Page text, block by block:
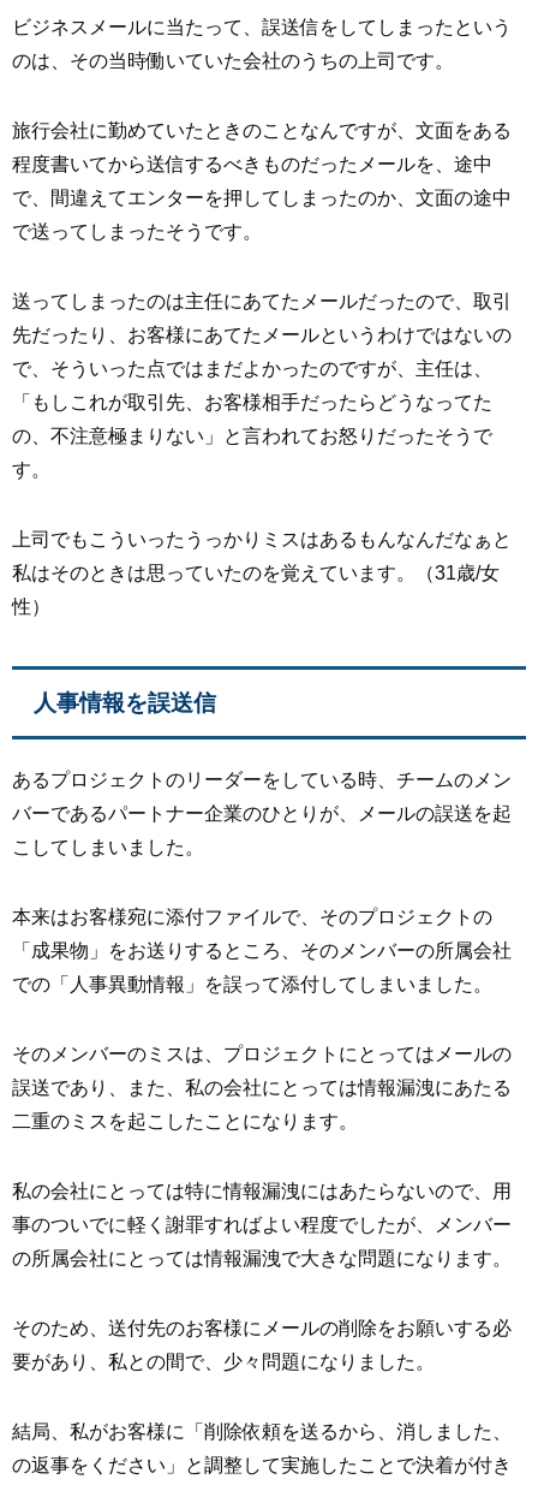
ビジネスメールに当たって、誤送信をしてしまったという
のは、その当時働いていた会社のうちの上司です。
旅行会社に勤めていたときのことなんですが、文面をある
程度書いてから送信するべきものだったメールを、途中
で、間違えてエンターを押してしまったのか、文面の途中
で送ってしまったそうです。
送ってしまったのは主任にあてたメールだったので、取引
先だったり、お客様にあてたメールというわけではないの
で、そういった点ではまだよかったのですが、主任は、
「もしこれが取引先、お客様相手だったらどうなってた
の、不注意極まりない」と言われてお怒りだったそうで
す。
上司でもこういったうっかりミスはあるもんなんだなぁと
私はそのときは思っていたのを覚えています。（31歳/女
性）
人事情報を誤送信
あるプロジェクトのリーダーをしている時、チームのメン
バーであるパートナー企業のひとりが、メールの誤送を起
こしてしまいました。
本来はお客様宛に添付ファイルで、そのプロジェクトの
「成果物」をお送りするところ、そのメンバーの所属会社
での「人事異動情報」を誤って添付してしまいました。
そのメンバーのミスは、プロジェクトにとってはメールの
誤送であり、また、私の会社にとっては情報漏洩にあたる
二重のミスを起こしたことになります。
私の会社にとっては特に情報漏洩にはあたらないので、用
事のついでに軽く謝罪すればよい程度でしたが、メンバー
の所属会社にとっては情報漏洩で大きな問題になります。
そのため、送付先のお客様にメールの削除をお願いする必
要があり、私との間で、少々問題になりました。
結局、私がお客様に「削除依頼を送るから、消しました、
の返事をください」と調整して実施したことで決着が付き